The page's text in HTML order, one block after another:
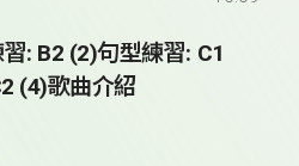
: B2 (2)句型練習: C1
(4)歌曲介紹